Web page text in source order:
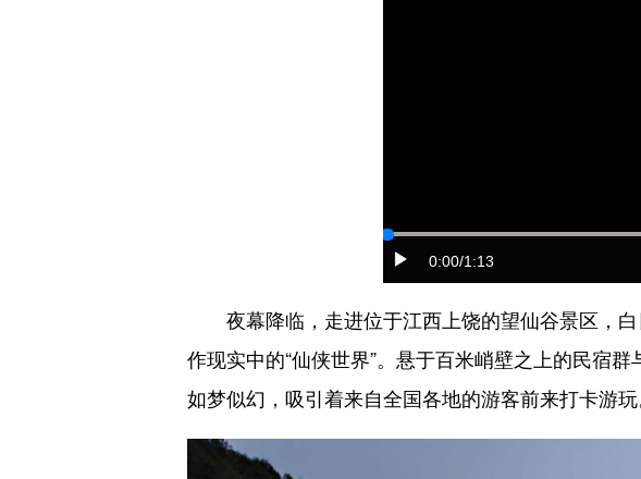
0:00/1:13
夜幕降临，走进位于江西上饶的望仙谷景区，白
作现实中的“仙侠世界”。悬于百米峭壁之上的民宿
如梦似幻，吸引着来自全国各地的游客前来打卡游玩